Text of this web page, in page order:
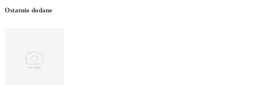
Ostatnio dodane